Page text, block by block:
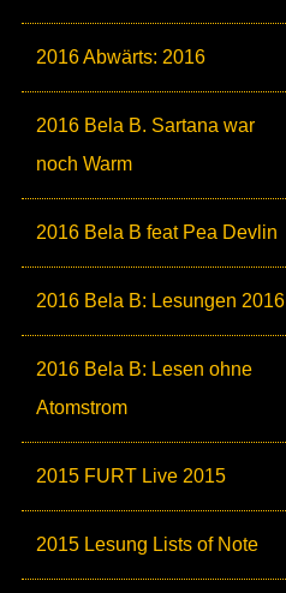
2016 Abwärts: 2016
2016 Bela B. Sartana war
noch Warm
2016 Bela B feat Pea Devlin
2016 Bela B: Lesungen 2016
2016 Bela B: Lesen ohne
Atomstrom
2015 FURT Live 2015
2015 Lesung Lists of Note